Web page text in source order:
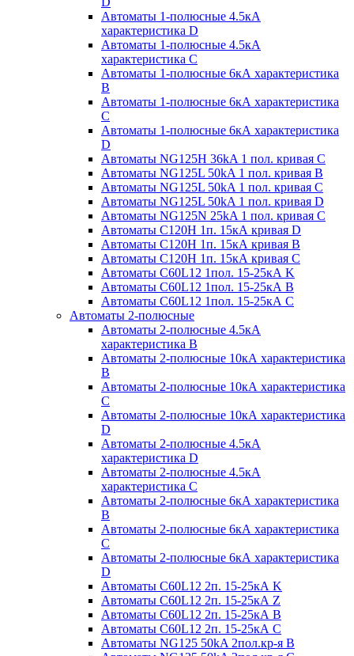
Автоматы 1-полюсные 4.5кА
характеристика D
Автоматы 1-полюсные 4.5кА
характеристика С
Автоматы 1-полюсные 6кА характеристика
B
Автоматы 1-полюсные 6кА характеристика
C
Автоматы 1-полюсные 6кА характеристика
D
Автоматы NG125H 36kA 1 пол. кривая C
Автоматы NG125L 50kA 1 пол. кривая B
Автоматы NG125L 50kA 1 пол. кривая C
Автоматы NG125L 50kA 1 пол. кривая D
Автоматы NG125N 25kA 1 пол. кривая C
Автоматы С120H 1п. 15кА кривая D
Автоматы С120H 1п. 15кА кривая В
Автоматы С120H 1п. 15кА кривая С
Автоматы С60L12 1пол. 15-25кА K
Автоматы С60L12 1пол. 15-25кА В
Автоматы С60L12 1пол. 15-25кА С
Автоматы 2-полюсные
Автоматы 2-полюсные 4.5кА
характеристика В
Автоматы 2-полюсные 10кА характеристика
B
Автоматы 2-полюсные 10кА характеристика
C
Автоматы 2-полюсные 10кА характеристика
D
Автоматы 2-полюсные 4.5кА
характеристика D
Автоматы 2-полюсные 4.5кА
характеристика С
Автоматы 2-полюсные 6кА характеристика
B
Автоматы 2-полюсные 6кА характеристика
C
Автоматы 2-полюсные 6кА характеристика
D
Автоматы C60L12 2п. 15-25кА K
Автоматы C60L12 2п. 15-25кА Z
Автоматы C60L12 2п. 15-25кА B
Автоматы C60L12 2п. 15-25кА C
Автоматы NG125 50kA 2пол.кр-я B